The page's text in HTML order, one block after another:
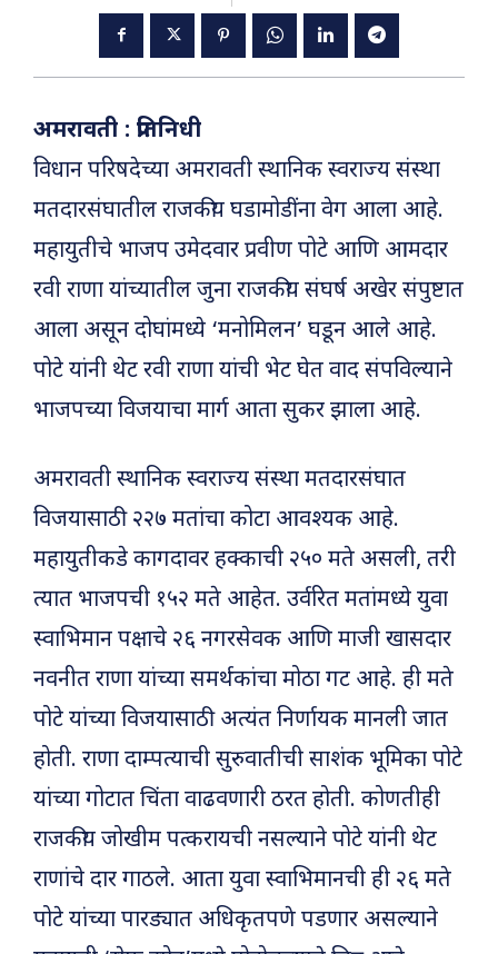
अमरावती : प्रतिनिधी
विधान परिषदेच्या अमरावती स्थानिक स्वराज्य संस्था
मतदारसंघातील राजकीय घडामोडींना वेग आला आहे.
महायुतीचे भाजप उमेदवार प्रवीण पोटे आणि आमदार
रवी राणा यांच्यातील जुना राजकीय संघर्ष अखेर संपुष्टात
आला असून दोघांमध्ये ‘मनोमिलन’ घडून आले आहे.
पोटे यांनी थेट रवी राणा यांची भेट घेत वाद संपविल्याने
भाजपच्या विजयाचा मार्ग आता सुकर झाला आहे.
अमरावती स्थानिक स्वराज्य संस्था मतदारसंघात
विजयासाठी २२७ मतांचा कोटा आवश्यक आहे.
महायुतीकडे कागदावर हक्काची २५० मते असली, तरी
त्यात भाजपची १५२ मते आहेत. उर्वरित मतांमध्ये युवा
स्वाभिमान पक्षाचे २६ नगरसेवक आणि माजी खासदार
नवनीत राणा यांच्या समर्थकांचा मोठा गट आहे. ही मते
पोटे यांच्या विजयासाठी अत्यंत निर्णायक मानली जात
होती. राणा दाम्पत्याची सुरुवातीची साशंक भूमिका पोटे
यांच्या गोटात चिंता वाढवणारी ठरत होती. कोणतीही
राजकीय जोखीम पत्करायची नसल्याने पोटे यांनी थेट
राणांचे दार गाठले. आता युवा स्वाभिमानची ही २६ मते
पोटे यांच्या पारड्यात अधिकृतपणे पडणार असल्याने